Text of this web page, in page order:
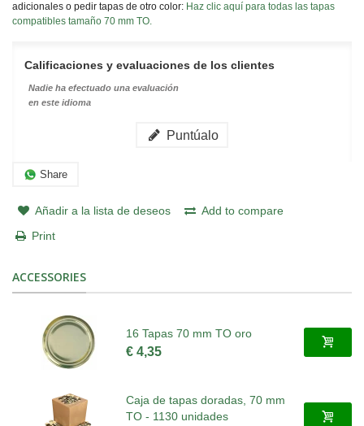
adicionales o pedir tapas de otro color: Haz clic aquí para todas las tapas
compatibles tamaño 70 mm TO.
Calificaciones y evaluaciones de los clientes
Nadie ha efectuado una evaluación
en este idioma
Puntúalo
Share
Añadir a la lista de deseos
Add to compare
Print
ACCESSORIES
16 Tapas 70 mm TO oro
€ 4,35
Caja de tapas doradas, 70 mm
TO - 1130 unidades